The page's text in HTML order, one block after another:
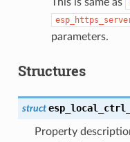
parameters.
Structures
struct
Property